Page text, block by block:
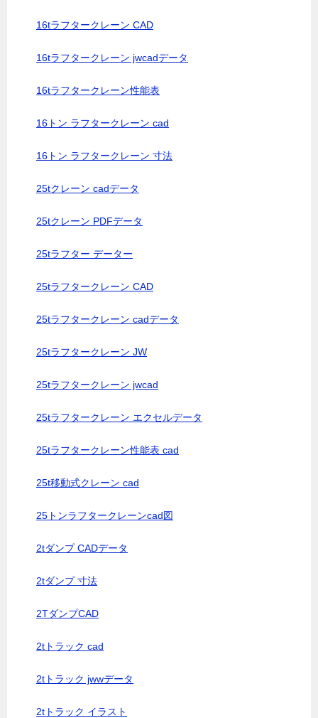
16tラフタークレーン CAD
16tラフタークレーン jwcadデータ
16tラフタークレーン性能表
16トン ラフタークレーン cad
16トン ラフタークレーン 寸法
25tクレーン cadデータ
25tクレーン PDFデータ
25tラフター データー
25tラフタークレーン CAD
25tラフタークレーン cadデータ
25tラフタークレーン JW
25tラフタークレーン jwcad
25tラフタークレーン エクセルデータ
25tラフタークレーン性能表 cad
25t移動式クレーン cad
25トンラフタークレーンcad図
2tダンプ CADデータ
2tダンプ 寸法
2TダンプCAD
2tトラック cad
2tトラック jwwデータ
2tトラック イラスト